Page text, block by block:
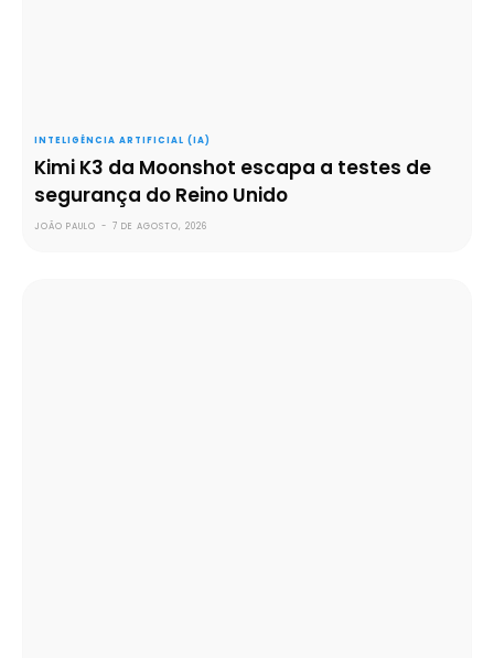
INTELIGÊNCIA ARTIFICIAL (IA)
Kimi K3 da Moonshot escapa a testes de
segurança do Reino Unido
JOÃO PAULO - 7 DE AGOSTO, 2026